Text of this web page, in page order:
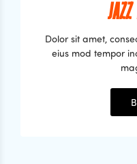
Dolor sit amet,
eius mod tempor